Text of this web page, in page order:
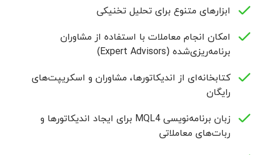
ابزارهای متنوع برای تحلیل تخنیکی
امکان انجام معاملات با استفاده از مشاوران
برنامه‌ریزی‌شده (Expert Advisors)
کتابخانه‌ای از اندیکاتورها، مشاوران و اسکریپت‌های
رایگان
زبان برنامه‌نویسی MQL4 برای ایجاد اندیکاتورها و
ربات‌های معاملاتی